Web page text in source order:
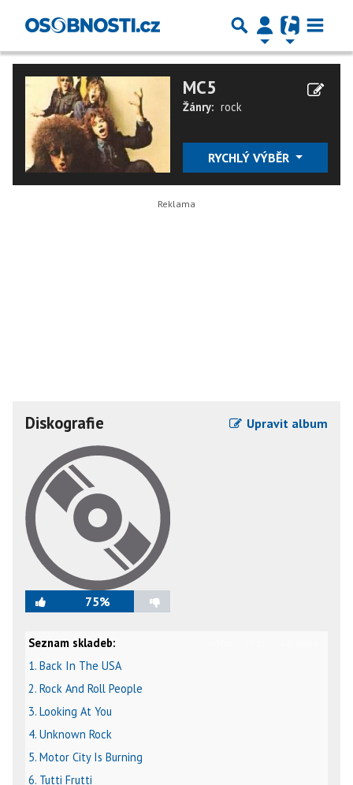
MC5
Žánry: rock
RYCHLÝ VÝBĚR
Diskografie Upravit album
75%
Seznam skladeb:
1. Back In The USA
2. Rock And Roll People
3. Looking At You
4. Unknown Rock
5. Motor City Is Burning
6. Tutti Frutti